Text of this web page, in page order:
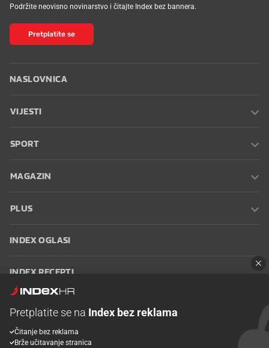
Podržite neovisno novinarstvo i čitajte Index bez bannera.
Pretplatite se
NASLOVNICA
VIJESTI
SPORT
MAGAZIN
PLUS
INDEX OGLASI
INDEX RECEPTI
Oglašavanje Zaposli se na Indexu
korištenja
Postavke kolačića
Pretplatite se na Index bez reklama
Čitanje bez reklama
Brže učitavanje stranica